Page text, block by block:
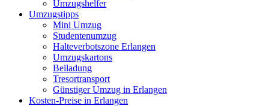
Umzugshelfer
Umzugstipps
Mini Umzug
Studentenumzug
Halteverbotszone Erlangen
Umzugskartons
Beiladung
Tresortransport
Günstiger Umzug in Erlangen
Kosten-Preise in Erlangen